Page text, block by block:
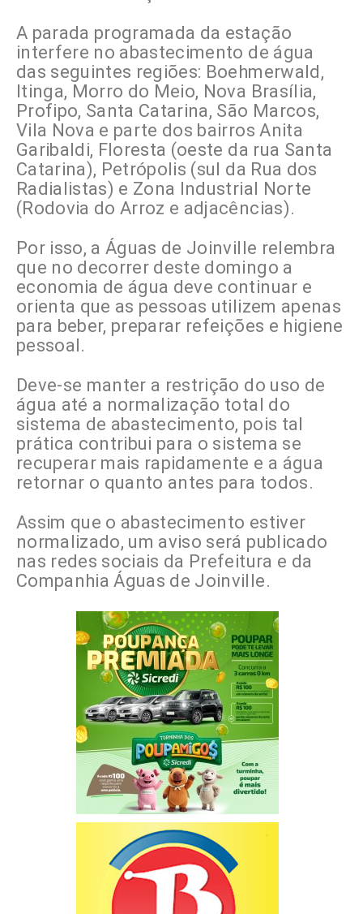
A parada programada da estação
interfere no abastecimento de água
das seguintes regiões: Boehmerwald,
Itinga, Morro do Meio, Nova Brasília,
Profipo, Santa Catarina, São Marcos,
Vila Nova e parte dos bairros Anita
Garibaldi, Floresta (oeste da rua Santa
Catarina), Petrópolis (sul da Rua dos
Radialistas) e Zona Industrial Norte
(Rodovia do Arroz e adjacências).
Por isso, a Águas de Joinville relembra
que no decorrer deste domingo a
economia de água deve continuar e
orienta que as pessoas utilizem apenas
para beber, preparar refeições e higiene
pessoal.
Deve-se manter a restrição do uso de
água até a normalização total do
sistema de abastecimento, pois tal
prática contribui para o sistema se
recuperar mais rapidamente e a água
retornar o quanto antes para todos.
Assim que o abastecimento estiver
normalizado, um aviso será publicado
nas redes sociais da Prefeitura e da
Companhia Águas de Joinville.